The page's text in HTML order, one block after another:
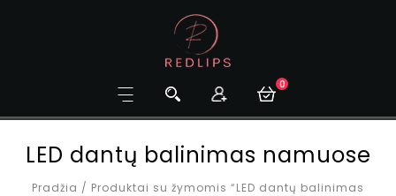
0
LED dantų balinimas namuose
Pradžia / Produktai su žymomis “LED dantų balinimas